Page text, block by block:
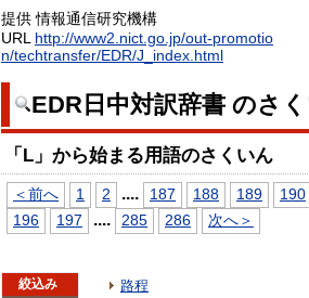
提供 情報通信研究機構
URL http://www2.nict.go.jp/out-promotio
n/techtransfer/EDR/J_index.html
EDR日中対訳辞書 のさ
「L」から始まる用語のさくいん
＜前へ 1 2 .... 187 188 189
190
196
197 .... 285 286 次へ＞
絞込み
路程